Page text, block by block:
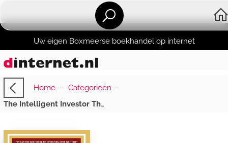
Uw eigen Boxmeerse boekhandel op internet
Home- Categorieën -
The Intelligent Investor Third Edition